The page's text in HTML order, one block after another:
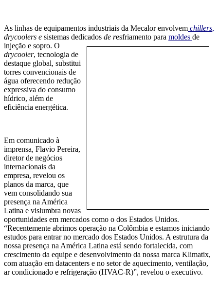
As linhas de equipamentos industriais da Mecalor envolvem chillers,
drycoolers e sistemas dedicados de resfriamento para moldes de
injeção e sopro. O
drycooler, tecnologia de
destaque global, substitui
torres convencionais de
água oferecendo redução
expressiva do consumo
hídrico, além de
eficiência energética.
Em comunicado à
imprensa, Flavio Pereira,
diretor de negócios
internacionais da
empresa, revelou os
planos da marca, que
vem consolidando sua
presença na América
Latina e vislumbra novas
oportunidades em mercados como o dos Estados Unidos.
“Recentemente abrimos operação na Colômbia e estamos iniciando
estudos para entrar no mercado dos Estados Unidos. A estrutura da
nossa presença na América Latina está sendo fortalecida, com
crescimento da equipe e desenvolvimento da nossa marca Klimatix,
com atuação em datacenters e no setor de aquecimento, ventilação,
ar condicionado e refrigeração (HVAC-R)”, revelou o executivo.